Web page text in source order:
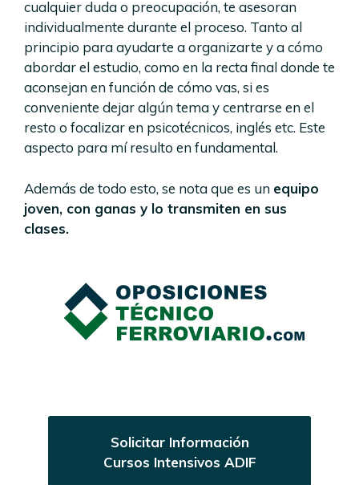
cualquier duda o preocupación, te asesoran
individualmente durante el proceso. Tanto al
principio para ayudarte a organizarte y a cómo
abordar el estudio, como en la recta final donde te
aconsejan en función de cómo vas, si es
conveniente dejar algún tema y centrarse en el
resto o focalizar en psicotécnicos, inglés etc. Este
aspecto para mí resulto en fundamental.
Además de todo esto, se nota que es un equipo
joven, con ganas y lo transmiten en sus
clases.
Solicitar Información
Cursos Intensivos ADIF